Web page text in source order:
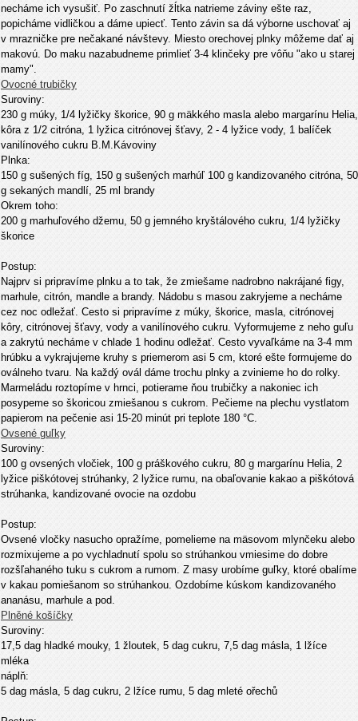
necháme ich vysušiť. Po zaschnutí žĺtka natrieme záviny ešte raz,
popicháme vidličkou a dáme upiecť. Tento závin sa dá výborne uschovať aj
v mrazničke pre nečakané návštevy. Miesto orechovej plnky môžeme dať aj
makovú. Do maku nazabudneme primlieť 3-4 klinčeky pre vôňu "ako u starej
mamy".
Ovocné trubičky
Suroviny:
230 g múky, 1/4 lyžičky škorice, 90 g mäkkého masla alebo margarínu Helia,
kôra z 1/2 citróna, 1 lyžica citrónovej šťavy, 2 - 4 lyžice vody, 1 balíček
vanilínového cukru B.M.Kávoviny
Plnka:
150 g sušených fíg, 150 g sušených marhúľ 100 g kandizovaného citróna, 50
g sekaných mandlí, 25 ml brandy
Okrem toho:
200 g marhuľového džemu, 50 g jemného kryštálového cukru, 1/4 lyžičky
škorice
Postup:
Najprv si pripravíme plnku a to tak, že zmiešame nadrobno nakrájané figy,
marhule, citrón, mandle a brandy. Nádobu s masou zakryjeme a necháme
cez noc odležať. Cesto si pripravíme z múky, škorice, masla, citrónovej
kôry, citrónovej šťavy, vody a vanilínového cukru. Vyformujeme z neho guľu
a zakrytú necháme v chlade 1 hodinu odležať. Cesto vyvaľkáme na 3-4 mm
hrúbku a vykrajujeme kruhy s priemerom asi 5 cm, ktoré ešte formujeme do
oválneho tvaru. Na každý ovál dáme trochu plnky a zvinieme ho do rolky.
Marmeládu roztopíme v hrnci, potierame ňou trubičky a nakoniec ich
posypeme so škoricou zmiešanou s cukrom. Pečieme na plechu vystlatom
papierom na pečenie asi 15-20 minút pri teplote 180 °C.
Ovsené guľky
Suroviny:
100 g ovsených vločiek, 100 g práškového cukru, 80 g margarínu Helia, 2
lyžice piškótovej strúhanky, 2 lyžice rumu, na obaľovanie kakao a piškótová
strúhanka, kandizované ovocie na ozdobu
Postup:
Ovsené vločky nasucho opražíme, pomelieme na mäsovom mlynčeku alebo
rozmixujeme a po vychladnutí spolu so strúhankou vmiesime do dobre
rozšľahaného tuku s cukrom a rumom. Z masy urobíme guľky, ktoré obalíme
v kakau pomiešanom so strúhankou. Ozdobíme kúskom kandizovaného
ananásu, marhule a pod.
Plněné košíčky
Suroviny:
17,5 dag hladké mouky, 1 žloutek, 5 dag cukru, 7,5 dag másla, 1 lžíce
mléka
náplň:
5 dag másla, 5 dag cukru, 2 lžíce rumu, 5 dag mleté ořechů